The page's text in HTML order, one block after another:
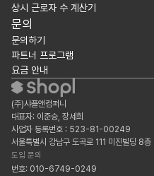
상시 근로자 수 계산기
문의
문의하기
파트너 프로그램
요금 안내
(주)샤플앤컴퍼니
대표자: 이준승, 장세희
사업자 등록번호 : 523-81-00249
서울특별시 강남구 도곡로 111 미진빌딩 8층
도입 문의
번호: 010-6749-0249